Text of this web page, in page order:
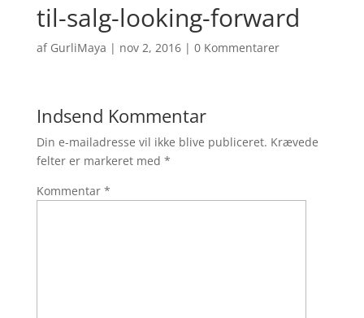
til-salg-looking-forward
af GurliMaya | nov 2, 2016| 0 Kommentarer
Indsend Kommentar
Din e-mailadresse vil ikke blive publiceret. Krævede
felter er markeret med *
Kommentar *